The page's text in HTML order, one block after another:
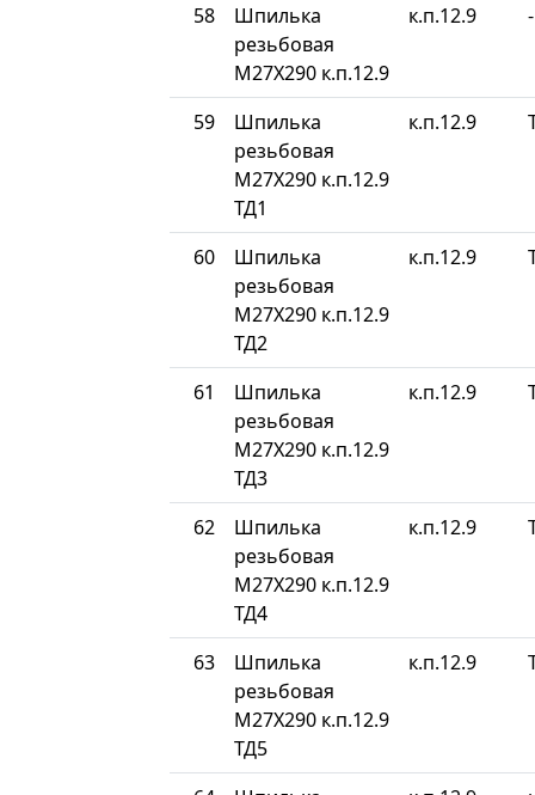
58
Шпилька
резьбовая
М27Х290 к.п.12.9
к.п.12.9 -
59
Шпилька
резьбовая
М27Х290 к.п.12.9
ТД1
к.п.12.9
60
Шпилька
резьбовая
М27Х290 к.п.12.9
ТД2
к.п.12.9
61
Шпилька
резьбовая
М27Х290 к.п.12.9
ТД3
к.п.12.9
62
Шпилька
резьбовая
М27Х290 к.п.12.9
ТД4
к.п.12.9
63
Шпилька
резьбовая
М27Х290 к.п.12.9
ТД5
к.п.12.9